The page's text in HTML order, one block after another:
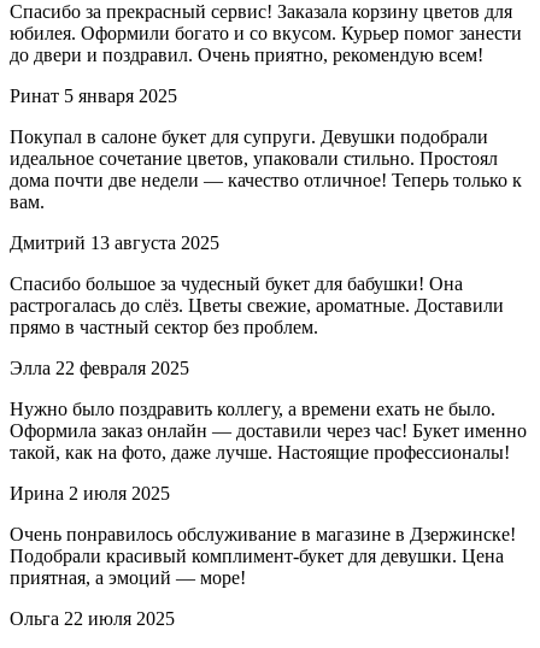
Спасибо за прекрасный сервис! Заказала корзину цветов для
юбилея. Оформили богато и со вкусом. Курьер помог занести
до двери и поздравил. Очень приятно, рекомендую всем!
Ринат 5 января 2025
Покупал в салоне букет для супруги. Девушки подобрали
идеальное сочетание цветов, упаковали стильно. Простоял
дома почти две недели — качество отличное! Теперь только к
вам.
Дмитрий 13 августа 2025
Спасибо большое за чудесный букет для бабушки! Она
растрогалась до слёз. Цветы свежие, ароматные. Доставили
прямо в частный сектор без проблем.
Элла 22 февраля 2025
Нужно было поздравить коллегу, а времени ехать не было.
Оформила заказ онлайн — доставили через час! Букет именно
такой, как на фото, даже лучше. Настоящие профессионалы!
Ирина 2 июля 2025
Очень понравилось обслуживание в магазине в Дзержинске!
Подобрали красивый комплимент-букет для девушки. Цена
приятная, а эмоций — море!
Ольга 22 июля 2025